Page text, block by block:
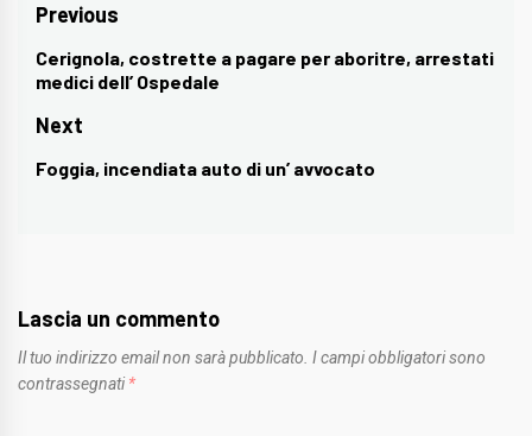
Navigazione
articoli
Previous
Previous
post:
Cerignola, costrette a pagare per aboritre, arrestati
medici dell’ Ospedale
Next
Next
Foggia, incendiata auto di un’ avvocato
Lascia un commento
Il tuo indirizzo email non sarà pubblicato. I campi obbligatori sono
contrassegnati *